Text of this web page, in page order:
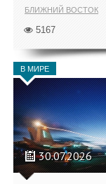
БЛИЖНИЙ ВОСТОК
5167
В МИРЕ
30.07.2026